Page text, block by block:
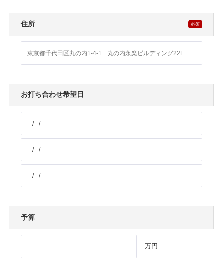
住所
お打ち合わせ希望日
予算
万円